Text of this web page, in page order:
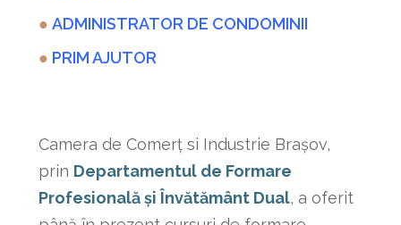
● ADMINISTRATOR DE CONDOMINII
● PRIM AJUTOR
Camera de Comerț si Industrie Brașov,
prin Departamentul de Formare
Profesională și Învătământ Dual, a oferit